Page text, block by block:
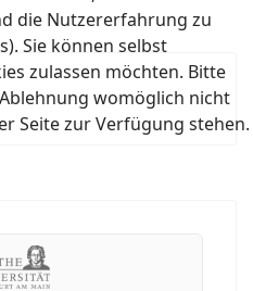
die Nutzererfahrung zu
Sie können selbst
zulassen möchten. Bitte
womöglich nicht
Seite zur Verfügung stehen.